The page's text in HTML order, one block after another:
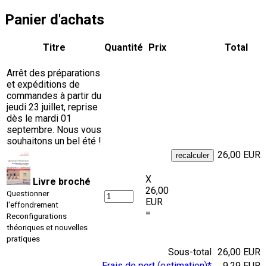
Panier d'achats
Arrêt des préparations
et expéditions de
commandes à partir du
jeudi 23 juillet, reprise
dès le mardi 01
septembre. Nous vous
souhaitons un bel été !
Titre Quantité Prix Total
Livre broché
Questionner
l'effondrement
Reconfigurations
théoriques et nouvelles
pratiques
X
26,00
EUR
=
26,00 EUR
Sous-total 26,00 EUR